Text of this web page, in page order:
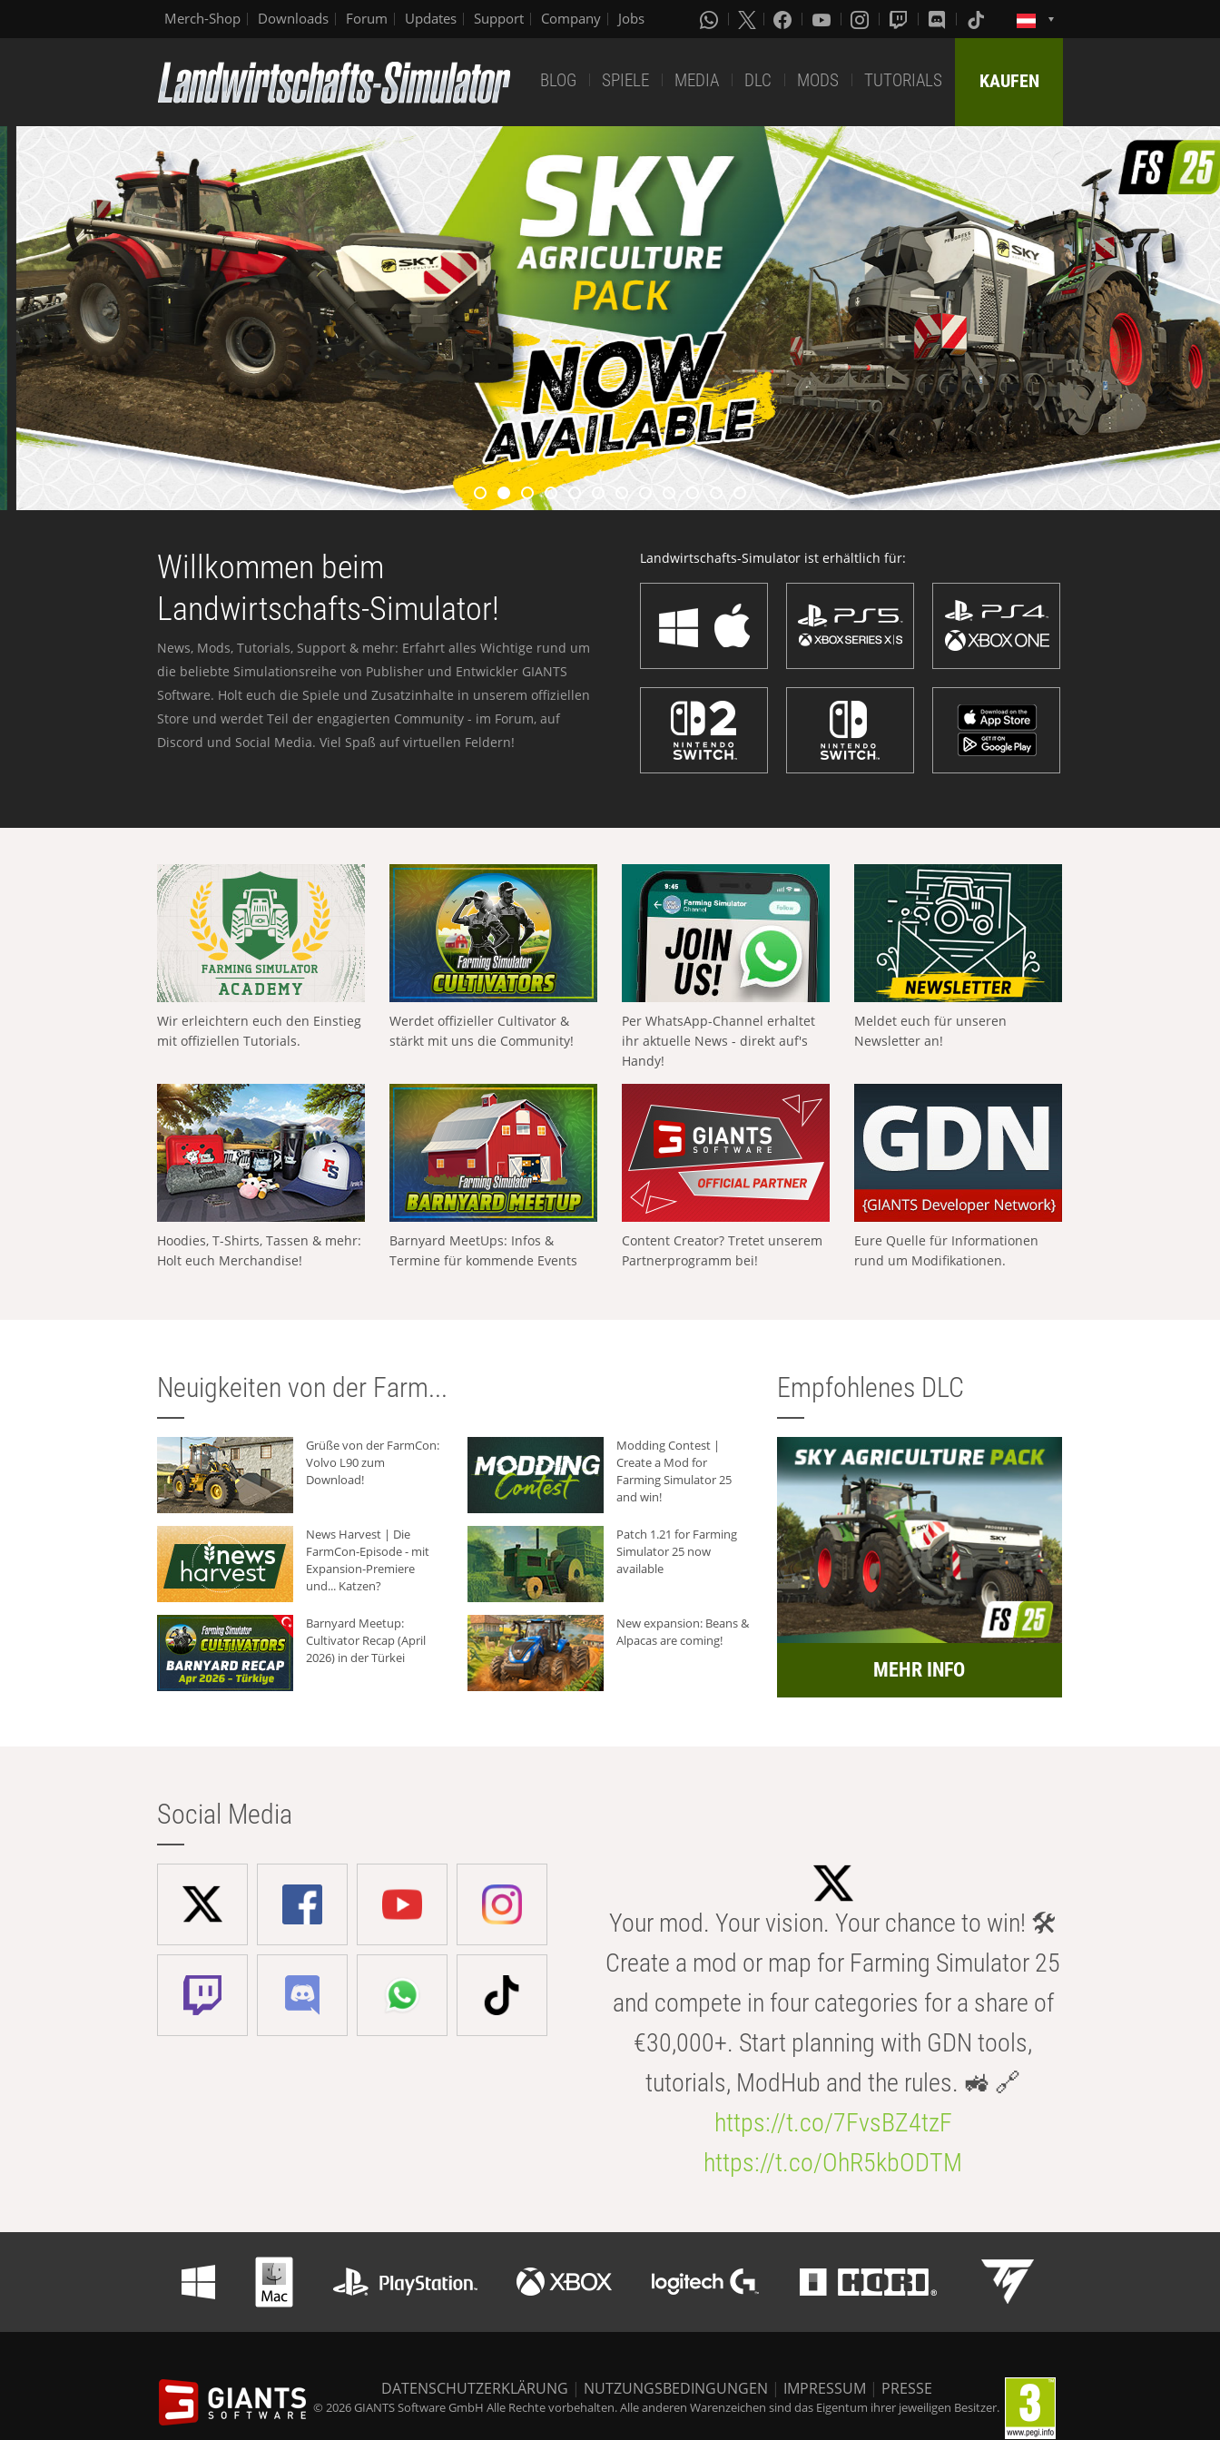
Merch-Shop Downloads Forum Updates Support Company Jobs
BLOG SPIELE MEDIA DLC MODS TUTORIALS KAUFEN
Willkommen beim
Landwirtschafts-Simulator!
News, Mods, Tutorials, Support & mehr: Erfahrt alles Wichtige rund um
die beliebte Simulationsreihe von Publisher und Entwickler GIANTS
Software. Holt euch die Spiele und Zusatzinhalte in unserem offiziellen
Store und werdet Teil der engagierten Community - im Forum, auf
Discord und Social Media. Viel Spaß auf virtuellen Feldern!
Landwirtschafts-Simulator ist erhältlich für:
Wir erleichtern euch den Einstieg
mit offiziellen Tutorials.
Werdet offizieller Cultivator &
stärkt mit uns die Community!
Per WhatsApp-Channel erhaltet
ihr aktuelle News - direkt auf's
Handy!
Meldet euch für unseren
Newsletter an!
Hoodies, T-Shirts, Tassen & mehr:
Holt euch Merchandise!
Barnyard MeetUps: Infos &
Termine für kommende Events
Content Creator? Tretet unserem
Partnerprogramm bei!
Eure Quelle für Informationen
rund um Modifikationen.
Neuigkeiten von der Farm...
Grüße von der FarmCon:
Volvo L90 zum
Download!
Modding Contest |
Create a Mod for
Farming Simulator 25
and win!
News Harvest | Die
FarmCon-Episode - mit
Expansion-Premiere
und... Katzen?
Patch 1.21 for Farming
Simulator 25 now
available
Barnyard Meetup:
Cultivator Recap (April
2026) in der Türkei
New expansion: Beans &
Alpacas are coming!
Empfohlenes DLC
MEHR INFO
Social Media
Your mod. Your vision. Your chance to win! 🛠️
Create a mod or map for Farming Simulator 25
and compete in four categories for a share of
€30,000+. Start planning with GDN tools,
tutorials, ModHub and the rules. 🚜 🔗
https://t.co/7FvsBZ4tzF
https://t.co/OhR5kbODTM
DATENSCHUTZERKLÄRUNG | NUTZUNGSBEDINGUNGEN | IMPRESSUM | PRESSE
© 2026 GIANTS Software GmbH Alle Rechte vorbehalten. Alle anderen Warenzeichen sind das Eigentum ihrer jeweiligen Besitzer.